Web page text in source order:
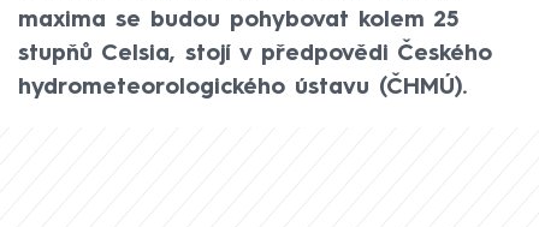
maxima se budou pohybovat kolem 25
stupňů Celsia, stojí v předpovědi Českého
hydrometeorologického ústavu (ČHMÚ).